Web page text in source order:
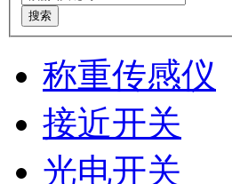
称重传感仪
接近开关
光电开关